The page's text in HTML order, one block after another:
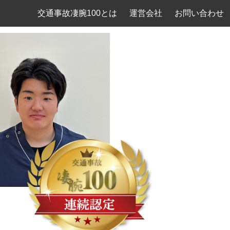
交通事故凄腕100とは 運営会社 お問い合わせ